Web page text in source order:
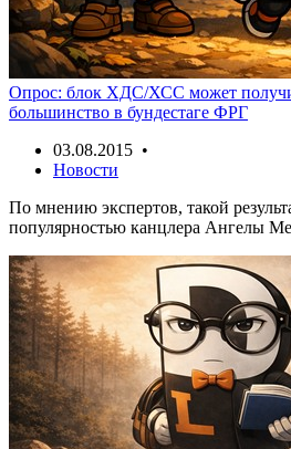
Опрос: блок ХДС/ХСС может
большинство в бундестаге ФРГ
03.08.2015 •
Новости
По мнению экспертов, такой
популярностью канцлера Ангелы